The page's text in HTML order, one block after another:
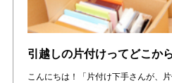
こんにちは！「片付け下手さんが、